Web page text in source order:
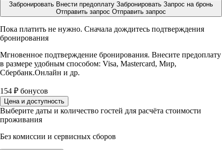
Забронировать Внести предоплату Забронировать Запрос на бронь
Отправить запрос Отправить запрос
Пока платить не нужно. Сначала дождитесь подтверждения
бронирования
Мгновенное подтверждение бронирования. Внесите предоплату
в размере удобным способом: Visa, Mastercard, Мир,
Сбербанк.Онлайн и др.
154 ₽ бонусов
Цена и доступность
Выберите даты и количество гостей для расчёта стоимости
проживания
Без комиссии и сервисных сборов